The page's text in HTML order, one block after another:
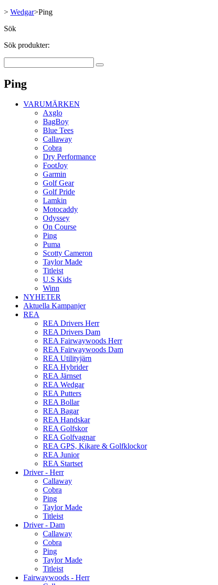
> Wedgar>Ping
Sök
Sök produkter:
Ping
VARUMÄRKEN
Axglo
BagBoy
Blue Tees
Callaway
Cobra
Dry Performance
FootJoy
Garmin
Golf Gear
Golf Pride
Lamkin
Motocaddy
Odyssey
On Course
Ping
Puma
Scotty Cameron
Taylor Made
Titleist
U.S Kids
Winn
NYHETER
Aktuella Kampanjer
REA
REA Drivers Herr
REA Drivers Dam
REA Fairwaywoods Herr
REA Fairwaywoods Dam
REA Utilityjärn
REA Hybrider
REA Järnset
REA Wedgar
REA Putters
REA Bollar
REA Bagar
REA Handskar
REA Golfskor
REA Golfvagnar
REA GPS, Kikare & Golfklockor
REA Junior
REA Startset
Driver - Herr
Callaway
Cobra
Ping
Taylor Made
Titleist
Driver - Dam
Callaway
Cobra
Ping
Taylor Made
Titleist
Fairwaywoods - Herr